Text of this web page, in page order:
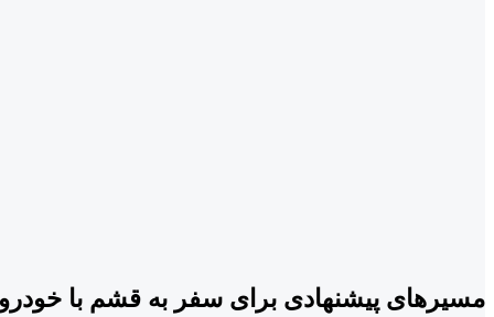
مسیرهای پیشنهادی برای سفر به قشم با